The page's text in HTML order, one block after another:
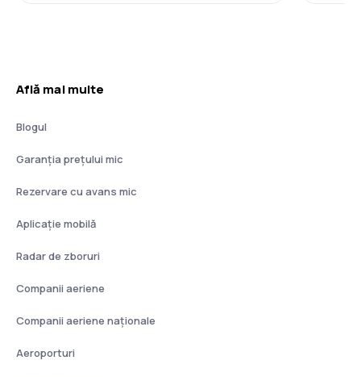
Află mai multe
Blogul
Garanția prețului mic
Rezervare cu avans mic
Aplicație mobilă
Radar de zboruri
Companii aeriene
Companii aeriene naţionale
Aeroporturi